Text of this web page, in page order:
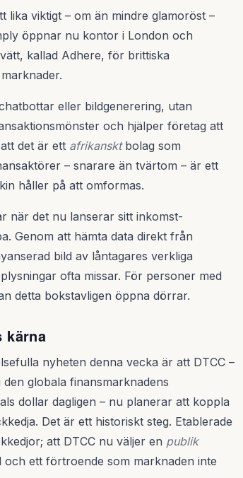
viktigt – om än mindre glamoröst –
öppnar nu kontor i London och
kallad Adhere, för brittiska
eller bildgenerering, utan
och hjälper företag att
det är ett afrikansktbolag som
– snarare än tvärtom – är ett
håller på att omformas.
när det nu lanserar sitt inkomst­
Genom att hämta data direkt från
bild av låntagares verkliga
ofta missar. För personer med
detta bokstavligen öppna dörrar.
kärna
nyheten denna vecka är att DTCC –
globala finansmarknadens
dollar dagligen – nu planerar att koppla
Det är ett historiskt steg. Etablerade
att DTCC nu väljer en publik
ett förtroende som marknaden inte